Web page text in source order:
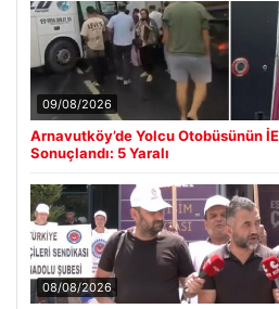
09/08/2026
Arnavutköy’de Yolcu Otobüsünün
Sonuçlandı: 5 Yaralı
08/08/2026